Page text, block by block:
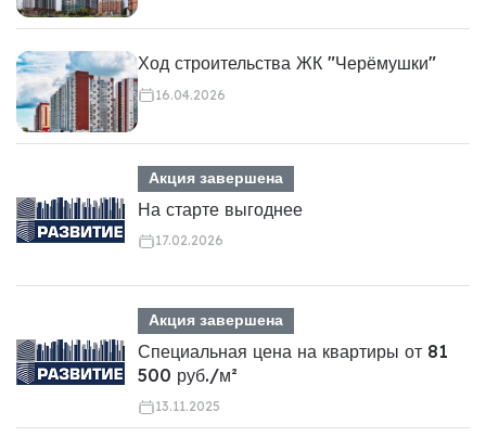
Ход строительства ЖК "Черёмушки"
16.04.2026
Акция завершена
На старте выгоднее
17.02.2026
Акция завершена
Специальная цена на квартиры от 81
500 руб./м²
13.11.2025